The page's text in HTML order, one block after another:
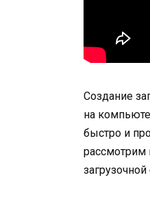
Создание
на
быстро и
рассмотрим